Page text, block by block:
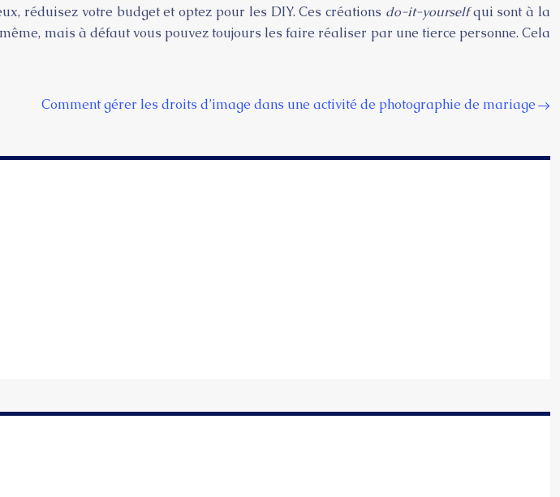
réduisez votre budget et optez pour les DIY. Ces créations do-it-yourselfqui sont à la
mais à défaut vous pouvez toujours les faire réaliser par une tierce personne. Cela
Comment gérer les droits d’image dans une activité de photographie de mariage